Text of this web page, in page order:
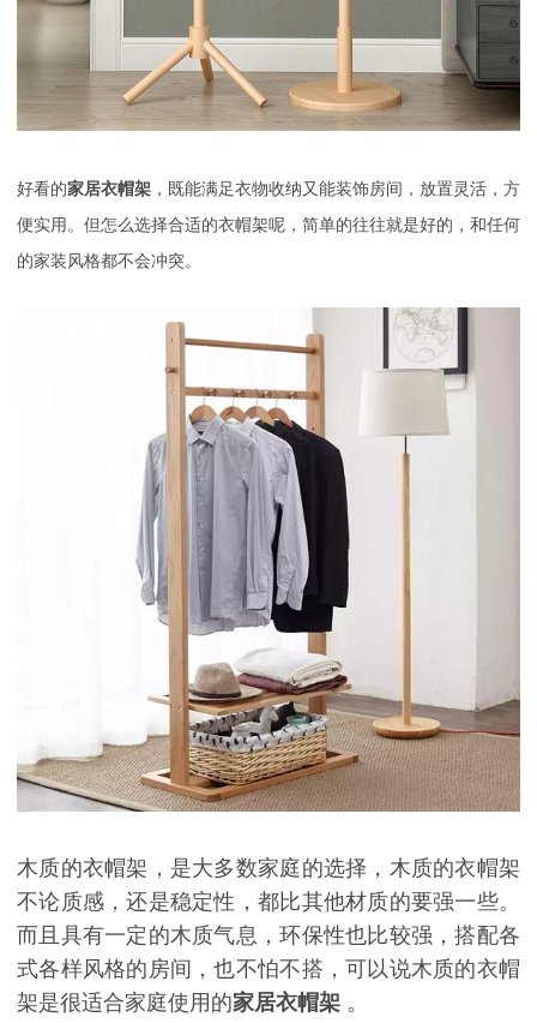
好看的家居衣帽架 ，既能满足衣物收纳又能装饰房间，放置灵活，方
便实用。但怎么选择合适的衣帽架呢，简单的往往就是好的，和任何
的家装风格都不会冲突。
木质的衣帽架，是大多数家庭的选择，木质的衣帽架
不论质感，还是稳定性，都比其他材质的要强一些。
而且具有一定的木质气息，环保性也比较强，搭配各
式各样风格的房间，也不怕不搭，可以说木质的衣帽
架是很适合家庭使用的家居衣帽架 。